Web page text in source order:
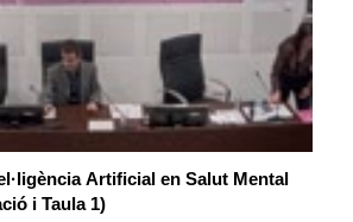
Artificial en Salut Mental
i Taula 1)